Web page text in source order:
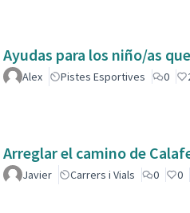
Ayudas para los niño/as
Alex Pistes Esportives 0
Javier Carrers i Vials 0 0